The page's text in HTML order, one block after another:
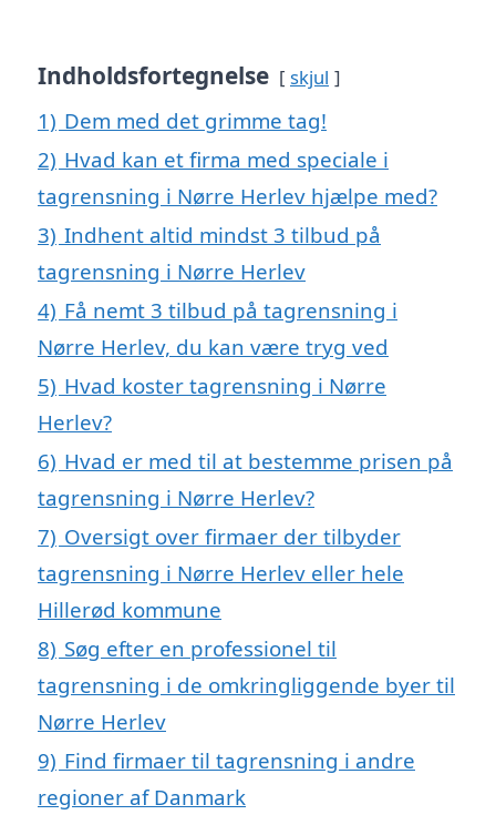
Indholdsfortegnelse skjul
1) Dem med det grimme tag!
2) Hvad kan et firma med speciale i
tagrensning i Nørre Herlev hjælpe med?
3) Indhent altid mindst 3 tilbud på
tagrensning i Nørre Herlev
4) Få nemt 3 tilbud på tagrensning i
Nørre Herlev, du kan være tryg ved
5) Hvad koster tagrensning i Nørre
Herlev?
6) Hvad er med til at bestemme prisen på
tagrensning i Nørre Herlev?
7) Oversigt over firmaer der tilbyder
tagrensning i Nørre Herlev eller hele
Hillerød kommune
8) Søg efter en professionel til
tagrensning i de omkringliggende byer til
Nørre Herlev
9) Find firmaer til tagrensning i andre
regioner af Danmark